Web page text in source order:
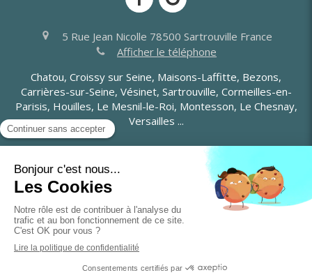
5 Rue Jean Nicolle 78500 Sartrouville France
Afficher le téléphone
Chatou, Croissy sur Seine, Maisons-Laffitte, Bezons,
Carrières-sur-Seine, Vésinet, Sartrouville, Cormeilles-en-
Parisis, Houilles, Le Mesnil-le-Roi, Montesson, Le Chesnay,
Versailles ...
©2022 Clar'eau Mogentale - Plomberie, chauffage
Création et référencement du site par Simplébo